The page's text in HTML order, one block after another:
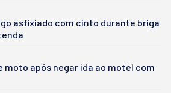
asfixiado com cinto durante briga
moto após negar ida ao motel com